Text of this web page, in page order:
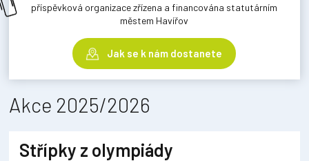
příspěvková organizace zřízena a financována statutárním
městem Havířov
Jak se k nám dostanete
Akce 2025/2026
Střípky z olympiády